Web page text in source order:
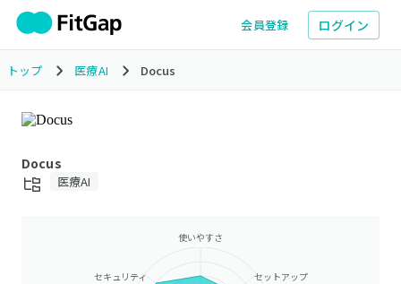
会員登録 ログイン
トップ 医療AI Docus
Docus
医療AI
使いやすさ
セットアップ
セキュリティ